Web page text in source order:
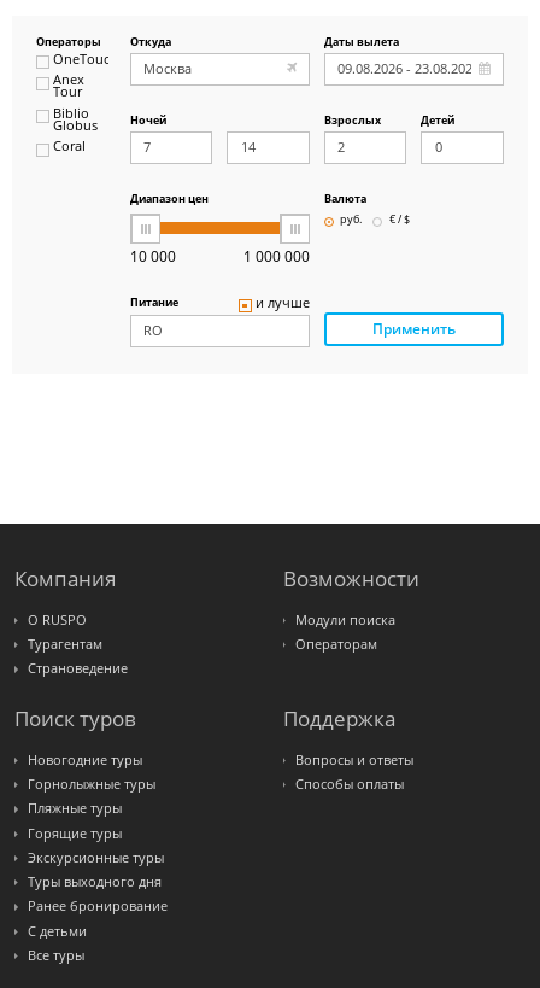
Операторы
OneTouch&Travel
Anex
Tour
Biblio
Globus
Coral
Интурист
Откуда Даты вылета
Ночей Взрослых Детей
Диапазон цен
10 000 1 000 000
Валюта
руб.
€ / $
Питание и лучше
Применить
Компания
О RUSPO
Турагентам
Страноведение
Возможности
Модули поиска
Операторам
Поиск туров
Новогодние туры
Горнолыжные туры
Пляжные туры
Горящие туры
Экскурсионные туры
Туры выходного дня
Ранее бронирование
С детьми
Все туры
Поддержка
Вопросы и ответы
Способы оплаты